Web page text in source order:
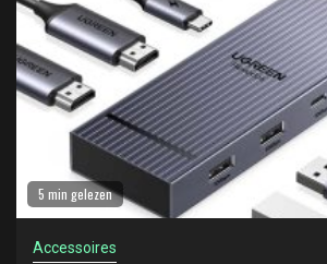
5 min gelezen
Accessoires